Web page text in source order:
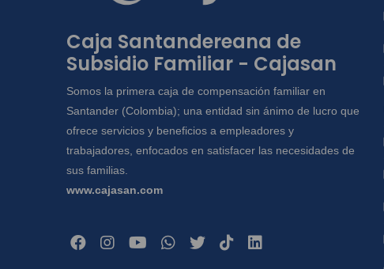
Caja Santandereana de
Subsidio Familiar - Cajasan
Somos la primera caja de compensación familiar en
Santander (Colombia); una entidad sin ánimo de lucro que
ofrece servicios y beneficios a empleadores y
trabajadores, enfocados en satisfacer las necesidades de
sus familias.
www.cajasan.com